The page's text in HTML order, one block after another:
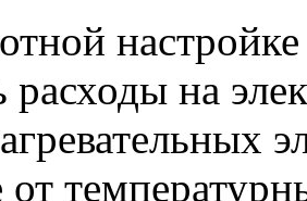
расходы на